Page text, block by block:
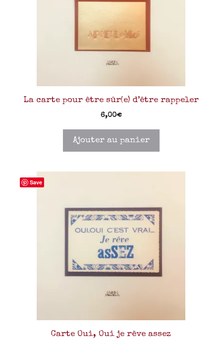
La carte pour être sûr(e) d’être rappeler
6,00€
Ajouter au panier
Save
Carte Oui, Oui je rêve assez